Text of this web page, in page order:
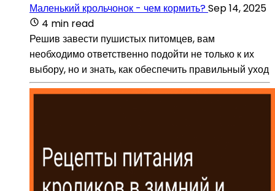
Маленький крольчонок - чем кормить?Sep 14, 2025
4 min read
Решив завести пушистых питомцев, вам
необходимо ответственно подойти не только к их
выбору, но и знать, как обеспечить правильный уход